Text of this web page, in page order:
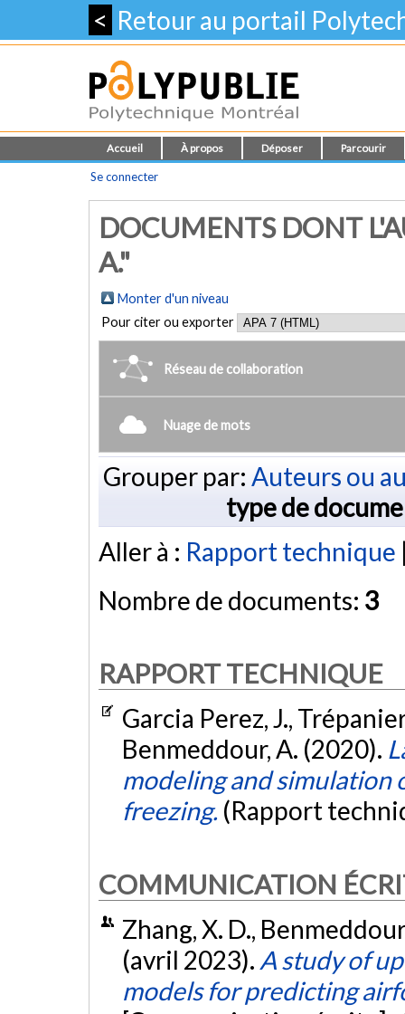
< Retour au portail
Accueil À propos Déposer Parcourir
Se connecter
DOCUMENTS DONT
A."
Monter d'un niveau
Pour citer ou exporter
Réseau de collaboration
Nuage de mots
Grouper par: Auteurs ou
type de
Aller à : Rapport technique
Nombre de documents: 3
RAPPORT TECHNIQUE
Garcia Perez, J.,
Benmeddour, A. (2020).
modeling and simulation
freezing. (Rapport
COMMUNICATION
Zhang, X. D.,
(avril 2023). A study of
models for predicting